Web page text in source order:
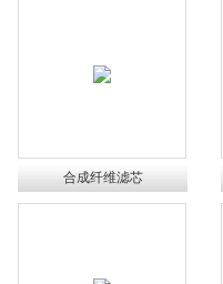
合成纤维滤芯